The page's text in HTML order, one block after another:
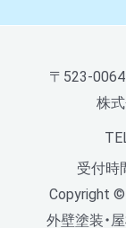
〒523-
株式
受付時
Copyright ©
外壁塗装・